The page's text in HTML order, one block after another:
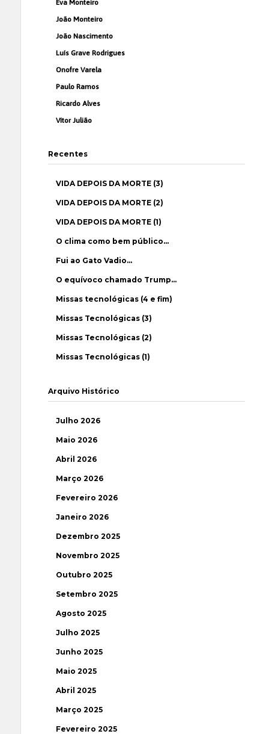
Eva Monteiro
João Monteiro
João Nascimento
Luís Grave Rodrigues
Onofre Varela
Paulo Ramos
Ricardo Alves
Vítor Julião
Recentes
VIDA DEPOIS DA MORTE (3)
VIDA DEPOIS DA MORTE (2)
VIDA DEPOIS DA MORTE (1)
O clima como bem público…
Fui ao Gato Vadio…
O equívoco chamado Trump…
Missas tecnológicas (4 e fim)
Missas Tecnológicas (3)
Missas Tecnológicas (2)
Missas Tecnológicas (1)
Arquivo Histórico
Julho 2026
Maio 2026
Abril 2026
Março 2026
Fevereiro 2026
Janeiro 2026
Dezembro 2025
Novembro 2025
Outubro 2025
Setembro 2025
Agosto 2025
Julho 2025
Junho 2025
Maio 2025
Abril 2025
Março 2025
Fevereiro 2025